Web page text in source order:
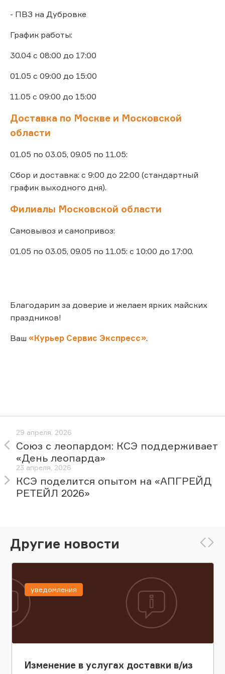
- ПВЗ на Дубровке
График работы:
30.04 с 08:00 до 17:00
01.05 с 09:00 до 15:00
11.05 с 09:00 до 15:00
Доставка по Москве и Московской
области
01.05 по 03.05, 09.05 по 11.05:
Сбор и доставка: с 9:00 до 22:00 (стандартный
график выходного дня).
Филиалы Московской области
Самовывоз и самопривоз:
01.05 по 03.05, 09.05 по 11.05: с 10:00 до 17:00.
Благодарим за доверие и желаем ярких майских
праздников!
Ваш «Курьер Сервис Экспресс».
29 апреля, 2026
Союз с леопардом: КСЭ поддерживает
«День леопарда»
23 апреля, 2026
КСЭ поделится опытом на «АПГРЕЙД
РЕТЕЙЛ 2026»
Другие новости
Изменение в услугах доставки в/из
уведомления